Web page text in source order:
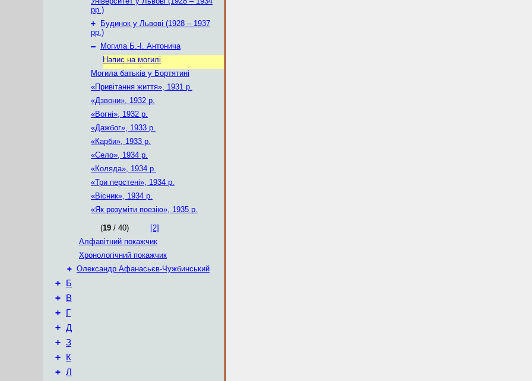
рр.)
+
Будинок у Львові (1928 – 1937
рр.)
–
Могила Б.-І. Антонича
Напис на могилі
Могила батьків у Бортятині
«Привітання життя», 1931 р.
«Дзвони», 1932 р.
«Вогні», 1932 р.
«Дажбог», 1933 р.
«Карби», 1933 р.
«Село», 1934 р.
«Коляда», 1934 р.
«Три перстені», 1934 р.
«Вісник», 1934 р.
«Як розуміти поезію», 1935 р.
(19 / 40)
[2]
Алфавітний покажчик
Хронологічний покажчик
+ Олександр Афанасьєв-Чужбинський
+ Б
+ В
+ Г
+ Д
+ З
+ К
+ Л